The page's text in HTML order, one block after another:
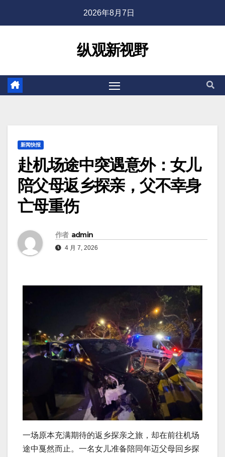
2026年8月7日
纵观新视野
新闻快报
赴机场途中突遇意外：女儿
陪父母返乡探亲，父不幸身
亡母重伤
作者 admin
4 月 7, 2026
一场原本充满期待的返乡探亲之旅，却在前往机场
途中戛然而止。一名女儿准备陪同年迈父母回乡探